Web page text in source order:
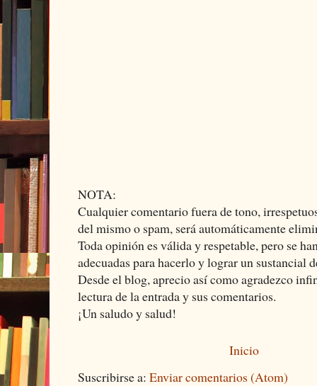
NOTA:
Cualquier comentario fuera de tono,
del mismo o spam, será automáticamente
Toda opinión es válida y respetable, pero se
adecuadas para hacerlo y lograr un sustancial
Desde el blog, aprecio así como agradezco
lectura de la entrada y sus comentarios.
¡Un saludo y salud!
Inicio
Suscribirse a: Enviar comentarios (Atom)